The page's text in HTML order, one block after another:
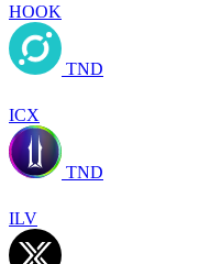
HOOK
TND
ICX
TND
ILV